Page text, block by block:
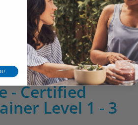
- Certified
Level 1 - 3